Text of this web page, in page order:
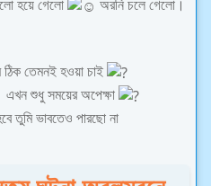
হয়ে গেলো
অরনি চলে গেলো।
ঠিক তেমনই হওয়া চাই
শুধু সময়ের অপেক্ষা
তুমি ভাবতেও পারছো না